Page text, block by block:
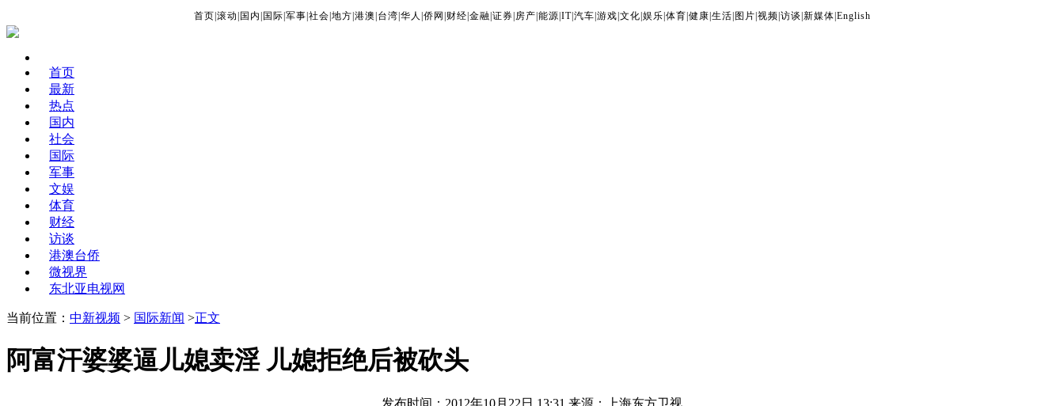
首页 滚动 国内 国际 军事 社会 地方 港澳 台湾 华人 侨网 财经 金融 证券 房产 能源 IT| 汽车 游戏 文化 娱乐 体育 健康 生活 图片 视频 访谈 新媒体 English
首页
最新
热点
国内
社会
国际
军事
文娱
体育
财经
访谈
港澳台侨
微视界
东北亚电视网
当前位置： 中新视频 > 国际新闻 >正文
阿富汗婆婆逼儿媳卖淫 儿媳拒绝后被砍头
发布时间：2012年10月22日 13:31 来源：上海东方卫视